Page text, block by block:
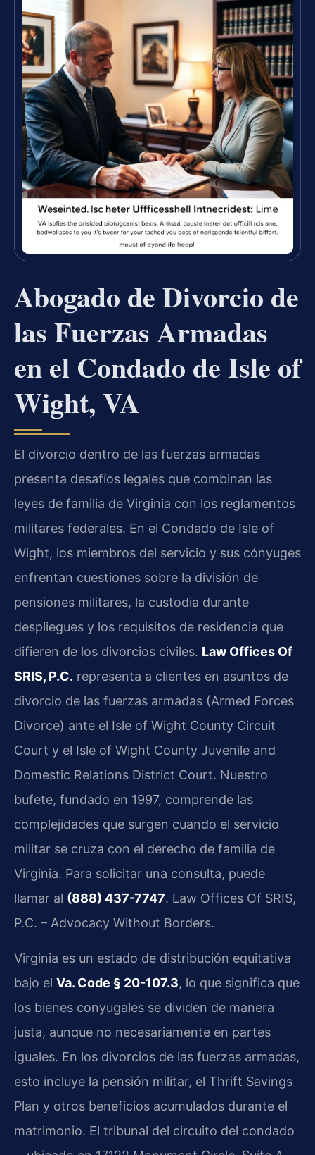
Abogado de Divorcio de
las Fuerzas Armadas
en el Condado de Isle of
Wight, VA
El divorcio dentro de las fuerzas armadas
presenta desafíos legales que combinan las
leyes de familia de Virginia con los reglamentos
militares federales. En el Condado de Isle of
Wight, los miembros del servicio y sus cónyuges
enfrentan cuestiones sobre la división de
pensiones militares, la custodia durante
despliegues y los requisitos de residencia que
difieren de los divorcios civiles. Law Offices Of
SRIS, P.C. representa a clientes en asuntos de
divorcio de las fuerzas armadas (Armed Forces
Divorce) ante el Isle of Wight County Circuit
Court y el Isle of Wight County Juvenile and
Domestic Relations District Court. Nuestro
bufete, fundado en 1997, comprende las
complejidades que surgen cuando el servicio
militar se cruza con el derecho de familia de
Virginia. Para solicitar una consulta, puede
llamar al (888) 437-7747. Law Offices Of SRIS,
P.C. – Advocacy Without Borders.
Virginia es un estado de distribución equitativa
bajo el Va. Code § 20-107.3, lo que significa que
los bienes conyugales se dividen de manera
justa, aunque no necesariamente en partes
iguales. En los divorcios de las fuerzas armadas,
esto incluye la pensión militar, el Thrift Savings
Plan y otros beneficios acumulados durante el
matrimonio. El tribunal del circuito del condado